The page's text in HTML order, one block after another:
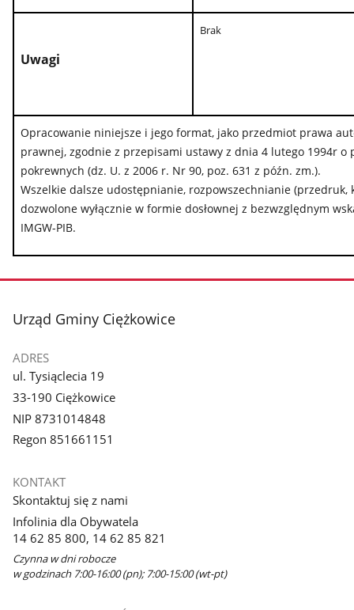
Uwagi
Brak
Opracowanie niniejsze i jego format, jako przedmiot prawa
prawnej, zgodnie z przepisami ustawy z dnia 4 lutego 1994r
pokrewnych (dz. U. z 2006 r. Nr 90, poz. 631 z późn. zm.).
Wszelkie dalsze udostępnianie, rozpowszechnianie (przedruk,
dozwolone wyłącznie w formie dosłownej z bezwzględnym
IMGW-PIB.
stopka
Urząd Gminy Ciężkowice
ADRES
ul. Tysiąclecia 19
33-190 Ciężkowice
NIP 8731014848
Regon 851661151
KONTAKT
Skontaktuj się z nami
Infolinia dla Obywatela
14 62 85 800, 14 62 85 821
Czynna w dni robocze
w godzinach 7:00-16:00 (pn); 7:00-15:00 (wt-pt)